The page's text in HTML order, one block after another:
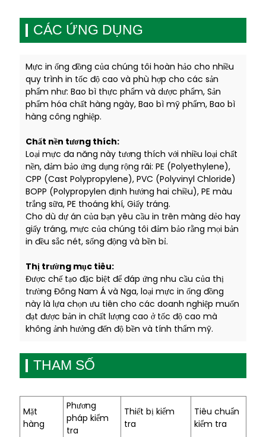
CÁC ỨNG DỤNG
Mực in ống đồng của chúng tôi hoàn hảo cho nhiều
quy trình in tốc độ cao và phù hợp cho các sản
phẩm như: Bao bì thực phẩm và dược phẩm, Sản
phẩm hóa chất hàng ngày, Bao bì mỹ phẩm, Bao bì
hàng công nghiệp.
Chất nền tương thích:
Loại mực đa năng này tương thích với nhiều loại chất
nền, đảm bảo ứng dụng rộng rãi: PE (Polyethylene),
CPP (Cast Polypropylene), PVC (Polyvinyl Chloride)
BOPP (Polypropylen định hướng hai chiều), PE màu
trắng sữa, PE thoáng khí, Giấy tráng.
Cho dù dự án của bạn yêu cầu in trên màng dẻo hay
giấy tráng, mực của chúng tôi đảm bảo rằng mọi bản
in đều sắc nét, sống động và bền bỉ.
Thị trường mục tiêu:
Được chế tạo đặc biệt để đáp ứng nhu cầu của thị
trường Đông Nam Á và Nga, loại mực in ống đồng
này là lựa chọn ưu tiên cho các doanh nghiệp muốn
đạt được bản in chất lượng cao ở tốc độ cao mà
không ảnh hưởng đến độ bền và tính thẩm mỹ.
THAM SỐ
Mặt
hàng
Phương
pháp kiểm
tra
Thiết bị kiểm
tra
Tiêu chuẩn
kiểm tra